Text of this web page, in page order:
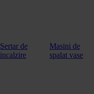
Sertar de
incalzire
Masini de
spalat vase